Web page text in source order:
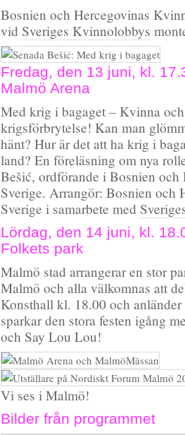
Bosnien och Hercegovinas
vid Sveriges Kvinnolobbys
Fredag, den 13 juni, kl.
Malmö Arena
Med krig i bagaget – Kvinna
krigsförbrytelse! Kan man
hänt? Hur är det att ha krig i
land? En föreläsning om nya
Bešić, ordförande i Bosnien
Sverige. Arrangör: Bosnien
Sverige i samarbete med
Lördag, den 14 juni, kl.
Folkets park
Malmö stad arrangerar en stor
Malmö och alla välkomnas att
Konsthall kl. 18.00 och
sparkar den stora festen igång
och Say Lou Lou!
Vi ses i Malmö!
Bilder från programmet